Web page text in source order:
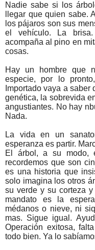
Nadie sabe si los
llegar que quien sabe.
los pájaros son sus
el vehículo. La
acompaña al pino en
cosas.
Hay un hombre que
especie, por lo
Importado vaya a
genética, la sobrevida
angustiantes. No hay
Nada.
La vida en un
esperanza es partir.
El árbol, a su modo,
recordemos que son
es una historia que
solo imagina los otros
su verde y su corteza
mandato es la
médanos o nieve, ni
mas. Sigue igual.
Operación exitosa,
todo bien. Ya lo